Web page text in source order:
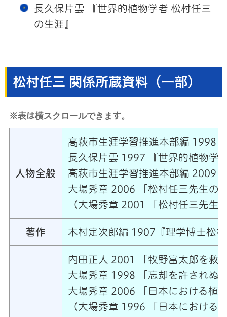
長久保片雲 『世界的植物学者 松村任三
の生涯』
松村任三 関係所蔵資料（一部）
※表は横スクロールできます。
人物全般
高萩市生涯学習推進本部編 1998
長久保片雲 1997 『世界的植物学
高萩市生涯学習推進本部編 2009
大場秀章 2006 「松村任三先生の
（大場秀章 2001 「松村任三先
著作 木村定次郎編 1907『理学博士松
内田正人 2001 「牧野富太郎を救
大場秀章 1998 「忘却を許されぬ
大場秀章 2006 「日本における植
（大場秀章 1996 「日本における